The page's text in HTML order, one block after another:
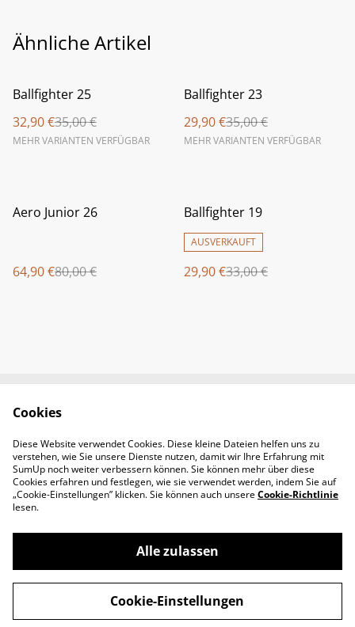
Ähnliche Artikel
%
Ballfighter 25
32,90 €35,00 €
MEHR VARIANTEN VERFÜGBAR
%
Ballfighter 23
29,90 €35,00 €
MEHR VARIANTEN VERFÜGBAR
%
Aero Junior 26
64,90 €80,00 €
%
Ballfighter 19
AUSVERKAUFT
29,90 €33,00 €
Legal Terms
Privacy Policy
Cookie Policy
©2026Padel-Tennisshop
powered by
Cookies
Diese Website verwendet Cookies. Diese kleine Dateien helfen uns zu
verstehen, wie Sie unsere Dienste nutzen, damit wir Ihre Erfahrung mit
SumUp noch weiter verbessern können. Sie können mehr über diese
Cookies erfahren und festlegen, wie sie verwendet werden, indem Sie auf
„Cookie-Einstellungen” klicken. Sie können auch unsereCookie-Richtlinie
lesen.
Alle zulassen
Cookie-Einstellungen